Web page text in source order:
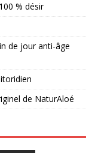
% désir
de jour anti-âge
de NaturAloé